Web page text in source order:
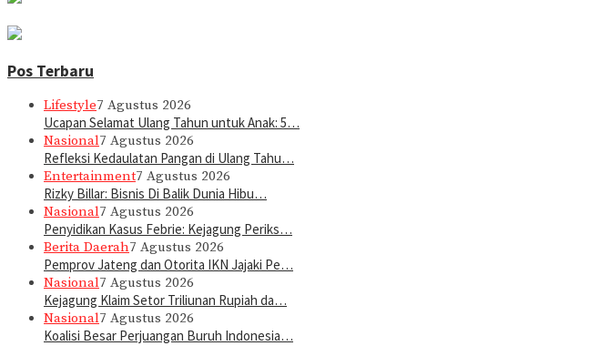
Pos Terbaru
Lifestyle7 Agustus 2026
Ucapan Selamat Ulang Tahun untuk Anak: 5…
Nasional7 Agustus 2026
Refleksi Kedaulatan Pangan di Ulang Tahu…
Entertainment7 Agustus 2026
Rizky Billar: Bisnis Di Balik Dunia Hibu…
Nasional7 Agustus 2026
Penyidikan Kasus Febrie: Kejagung Periks…
Berita Daerah7 Agustus 2026
Pemprov Jateng dan Otorita IKN Jajaki Pe…
Nasional7 Agustus 2026
Kejagung Klaim Setor Triliunan Rupiah da…
Nasional7 Agustus 2026
Koalisi Besar Perjuangan Buruh Indonesia…